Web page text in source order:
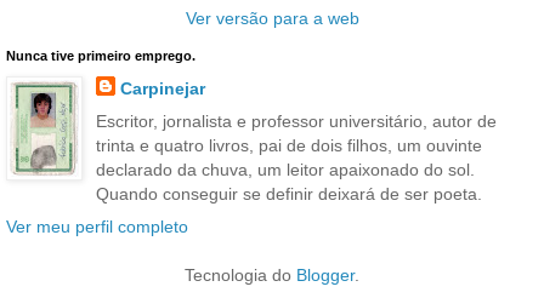
Ver versão para a web
Nunca tive primeiro emprego.
Carpinejar
Escritor, jornalista e professor universitário, autor de
trinta e quatro livros, pai de dois filhos, um ouvinte
declarado da chuva, um leitor apaixonado do sol.
Quando conseguir se definir deixará de ser poeta.
Ver meu perfil completo
Tecnologia do Blogger.